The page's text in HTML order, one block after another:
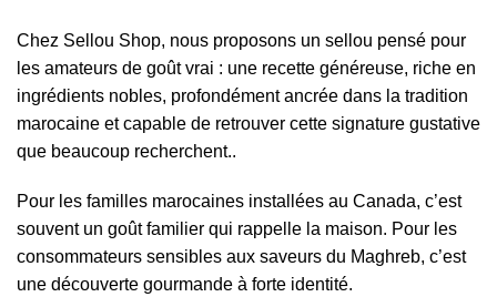
Chez Sellou Shop, nous proposons un sellou pensé pour
les amateurs de goût vrai : une recette généreuse, riche en
ingrédients nobles, profondément ancrée dans la tradition
marocaine et capable de retrouver cette signature gustative
que beaucoup recherchent..
Pour les familles marocaines installées au Canada, c’est
souvent un goût familier qui rappelle la maison. Pour les
consommateurs sensibles aux saveurs du Maghreb, c’est
une découverte gourmande à forte identité.